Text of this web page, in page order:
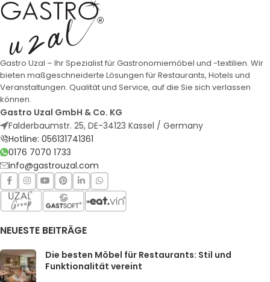
Gastro Uzal – Ihr Spezialist für Gastronomiemöbel und -textilien. Wir
bieten maßgeschneiderte Lösungen für Restaurants, Hotels und
Veranstaltungen. Qualität und Service, auf die Sie sich verlassen
können.
Gastro Uzal GmbH & Co. KG
Falderbaumstr. 25, DE-34123 Kassel / Germany
Hotline: 056131741361
0176 7070 1733
info@gastrouzal.com
NEUESTE BEITRÄGE
Die besten Möbel für Restaurants: Stil und
Funktionalität vereint